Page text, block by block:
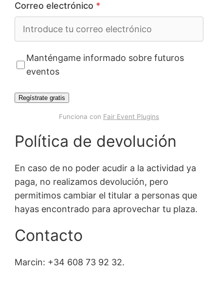
Correo electrónico *
Manténgame informado sobre futuros
eventos
Regístrate gratis
Funciona con Fair Event Plugins
Política de devolución
En caso de no poder acudir a la actividad ya
paga, no realizamos devolución, pero
permitimos cambiar el titular a personas que
hayas encontrado para aprovechar tu plaza.
Contacto
Marcin: +34 608 73 92 32.